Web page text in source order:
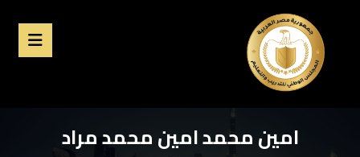
امين محمد امين محمد مراد